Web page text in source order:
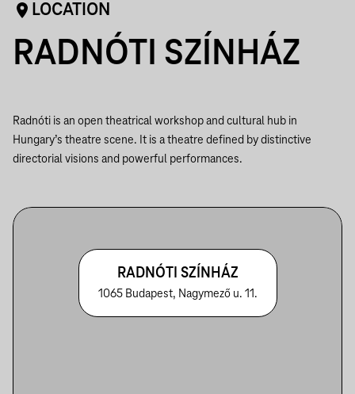
LOCATION
RADNÓTI SZÍNHÁZ
Radnóti is an open theatrical workshop and cultural hub in
Hungary’s theatre scene. It is a theatre defined by distinctive
directorial visions and powerful performances.
RADNÓTI SZÍNHÁZ
1065 Budapest, Nagymező u. 11.